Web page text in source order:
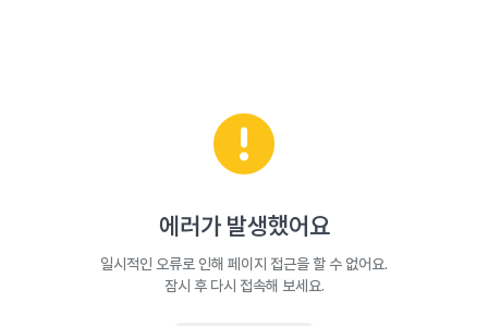
에러가 발생했어요
일시적인 오류로 인해 페이지 접근을 할 수 없어요.
잠시 후 다시 접속해 보세요.